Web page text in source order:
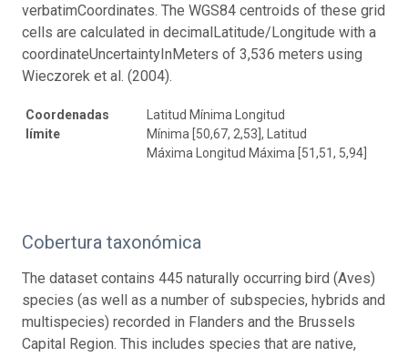
verbatimCoordinates. The WGS84 centroids of these grid
cells are calculated in decimalLatitude/Longitude with a
coordinateUncertaintyInMeters of 3,536 meters using
Wieczorek et al. (2004).
Coordenadas
límite
Latitud Mínima Longitud
Mínima [50,67, 2,53], Latitud
Máxima Longitud Máxima [51,51, 5,94]
Cobertura taxonómica
The dataset contains 445 naturally occurring bird (Aves)
species (as well as a number of subspecies, hybrids and
multispecies) recorded in Flanders and the Brussels
Capital Region. This includes species that are native,